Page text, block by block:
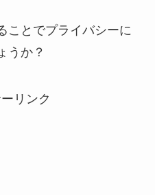
ことでプライバシーに
うか？
リンク